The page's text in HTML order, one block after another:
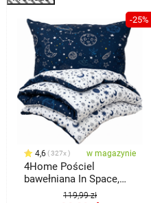
-25%
4,6 327x w magazynie
4Home Pościel
bawełniana In Space,
140 x 200 cm, 70 x 90
119,99 zł